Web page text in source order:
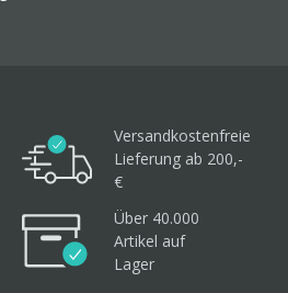
Versandkostenfreie
Lieferung ab 200,-
€
Über 40.000
Artikel auf
Lager